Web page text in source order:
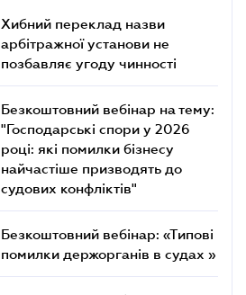
Хибний переклад назви
арбітражної установи не
позбавляє угоду чинності
Безкоштовний вебінар на тему:
"Господарські спори у 2026
році: які помилки бізнесу
найчастіше призводять до
судових конфліктів"
Безкоштовний вебінар: «Типові
помилки держорганів в судах »